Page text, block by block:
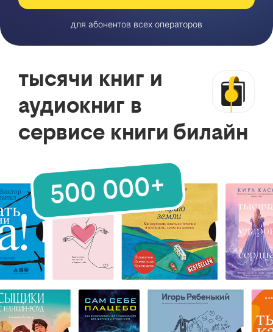
для абонентов всех операторов
тысячи книг и
аудиокниг в
сервисе книги билайн